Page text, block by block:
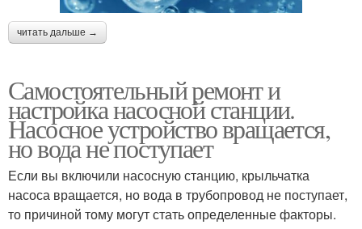
читать дальше →
Самостоятельный ремонт и
настройка насосной станции.
Насосное устройство вращается,
но вода не поступает
Если вы включили насосную станцию, крыльчатка
насоса вращается, но вода в трубопровод не поступает,
то причиной тому могут стать определенные факторы.